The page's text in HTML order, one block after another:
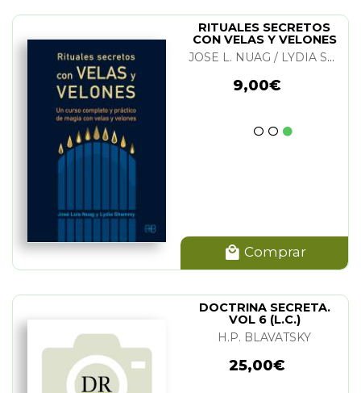
RITUALES SECRETOS
CON VELAS Y VELONES
JOSE L. NUAG / LYDIA SHAMMY
9,00€
Comprar
DOCTRINA SECRETA.
VOL 6 (L.C.)
H.P. BLAVATSKY
25,00€